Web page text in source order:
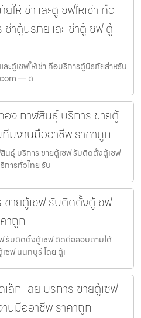
ให้เช่าและตู้เซฟให้เช่า คือ
าตู้นิรภัยและเช่าตู้เซฟ ตู้
ละตู้เซฟให้เช่า คือบริการตู้นิรภัยสำหรับ
— ต
ง กาฬสินธุ์ บริการ ขายตู้
มงานมืออาชีพ ราคาถูก
ธุ์ บริการ ขายตู้เซฟ รับติดตั้งตู้เซฟ
ารทั่วไทย รับ
ายตู้เซฟ รับติดตั้งตู้เซฟ
าถูก
รับติดตั้งตู้เซฟ ติดต่อสอบถามได้
ซฟ นนทบุรี โดย ตู้เ
ล็ก เลย บริการ ขายตู้เซฟ
นมืออาชีพ ราคาถูก